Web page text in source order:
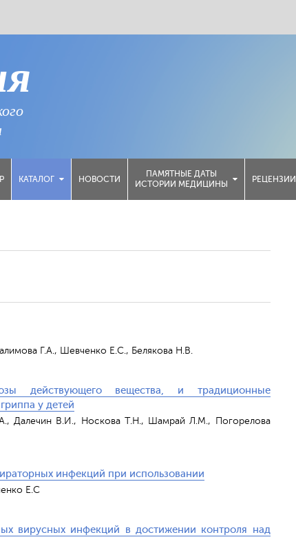
КАТАЛОГ НОВОСТИ
ПАМЯТНЫЕ ДАТЫ
ИСТОРИИ МЕДИЦИНЫ
РЕЦЕНЗИИ
Г.А., Шевченко Е.С., Белякова Н.В.
действующего вещества, и традиционные
у детей
Далечин В.И., Носкова Т.Н., Шамрай Л.М., Погорелова
инфекций при использовании
Е.С
вирусных инфекций в достижении контроля над